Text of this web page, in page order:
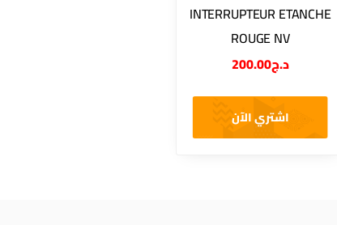
INTERRUPTEUR ETANCHE
ROUGE NV
د.ج200.00
اشتري الآن